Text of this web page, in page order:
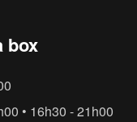
box
• 16h30 - 21h00